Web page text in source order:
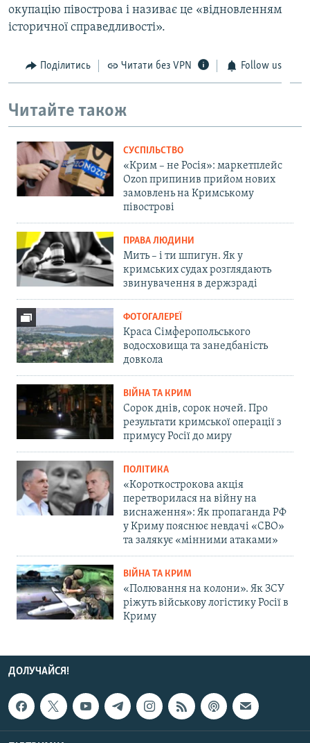
окупацію півострова і називає це «відновленням
історичної справедливості».
Поділитись Читати без VPN Follow us
Читайте також
СУСПІЛЬСТВО
«Крим – не Росія»: маркетплейс
Ozon припинив прийом нових
замовлень на Кримському
півострові
ПРАВА ЛЮДИНИ
Мить – і ти шпигун. Як у
кримських судах розглядають
звинувачення в держзраді
ФОТОГАЛЕРЕЇ
Краса Сімферопольського
водосховища та занедбаність
довкола
ВІЙНА ТА КРИМ
Сорок днів, сорок ночей. Про
результати кримської операції з
примусу Росії до миру
ПОЛІТИКА
«Короткострокова акція
перетворилася на війну на
виснаження»: Як пропаганда РФ
у Криму пояснює невдачі «СВО»
та залякує «мінними атаками»
ВІЙНА ТА КРИМ
«Полювання на колони». Як ЗСУ
ріжуть військову логістику Росії в
Криму
ДОЛУЧАЙСЯ!